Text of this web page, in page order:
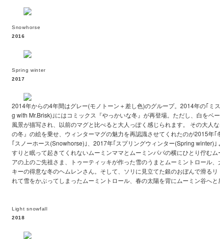
Snowhorse
2016
Spring winter
2017
2014年からの4年間はグレー(モノトーン＋差し色)のグループ。2014年の｢ミ
g with Mr.Brisk)｣にはコミックス『やっかいな冬』が再登場。ただし、白をベ
風景が描写され、以前のマグと比べると大人っぽく感じられます。 その大人
の冬』の絵を乗せ、ウィンターマグの魅力を再認識させてくれたのが2015年
｢スノーホース(Snowhorse)｣、2017年｢スプリングウィンター(Spring winter)｣
すりと眠って起きてくれないムーミンママとムーミンパパの横にひとり佇む
アの上のご先祖さま、トゥーティッキが作った雪のうまとムーミントロール
キーの得意な冬のヘムレンさん。そして、ソリに見立てた銀のおぼんで滑る
れて雪をかぶってしまったムーミントロール、春の太陽を背にムーミン谷へ
Light snowfall
2018